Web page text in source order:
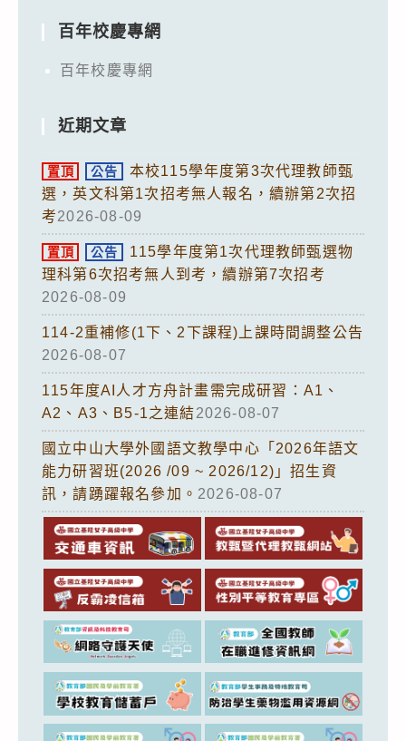
百年校慶專網
百年校慶專網
近期文章
置頂 公告
本校115學年度第3次代理教師甄
選，英文科第1次招考無人報名，續辦第2次招
考2026-08-09
置頂 公告
115學年度第1次代理教師甄選物
理科第6次招考無人到考，續辦第7次招考
2026-08-09
114-2重補修(1下、2下課程)上課時間調整公告
2026-08-07
115年度AI人才方舟計畫需完成研習：A1、
A2、A3、B5-1之連結2026-08-07
國立中山大學外國語文教學中心「2026年語文
能力研習班(2026 /09 ~ 2026/12)」招生資
訊，請踴躍報名參加。 2026-08-07